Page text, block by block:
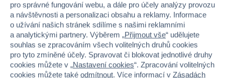
Technická specifikace
Materiál:Plast
Hmotnost:342 g
Rozměry (Š x V x H):26,2 x 19,1 x 6,1 cm
pro správné fungování webu, a dále pro účely analýzy provozu
a návštěvnosti a personalizaci obsahu a reklamy. Informace
o užívání našich stránek sdílíme s našimi reklamními
a analytickými partnery. Výběrem „Přijmout vše“ udělujete
souhlas se zpracováním všech volitelných druhů cookies
pro tyto zmíněné účely. Spravovat či blokovat jednotlivé druhy
cookies můžete v „Nastavení cookies“. Zpracování volitelných
cookies můžete také odmítnout. Více informací v Zásadách